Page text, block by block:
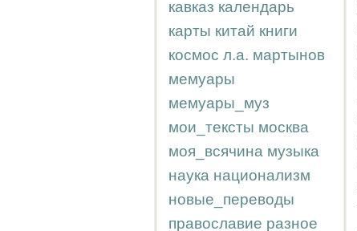
кавказ календарь
карты китай книги
космос л.а. мартынов
мемуары
мемуары_муз
мои_тексты москва
моя_всячина музыка
наука национализм
новые_переводы
православие разное